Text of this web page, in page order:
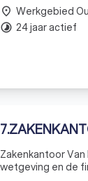
place Werkgebied
timelapse 24 jaar actief
7.
Zakenkantoor Van
wetgeving en de